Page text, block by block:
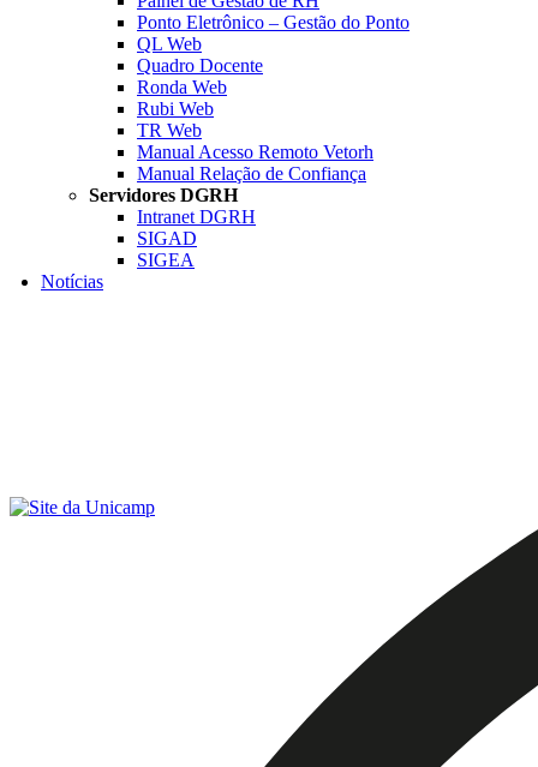
Ponto Eletrônico – Gestão do Ponto
QL Web
Quadro Docente
Ronda Web
Rubi Web
TR Web
Manual Acesso Remoto Vetorh
Manual Relação de Confiança
Servidores DGRH
Intranet DGRH
SIGAD
SIGEA
Notícias